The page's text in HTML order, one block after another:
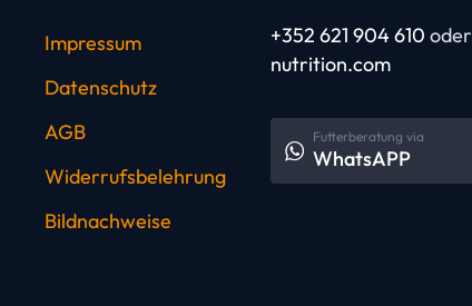
Impressum
Datenschutz
AGB
Widerrufsbelehrung
Bildnachweise
+352 621 904 610 oder
nutrition.com
WhatsAPP
Futterberatung via